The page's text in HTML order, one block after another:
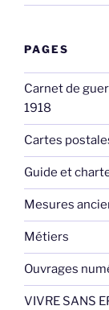
PAGES
Carnet de
1918
Cartes
Guide et
Mesures
Métiers
Ouvrages
VIVRE SANS